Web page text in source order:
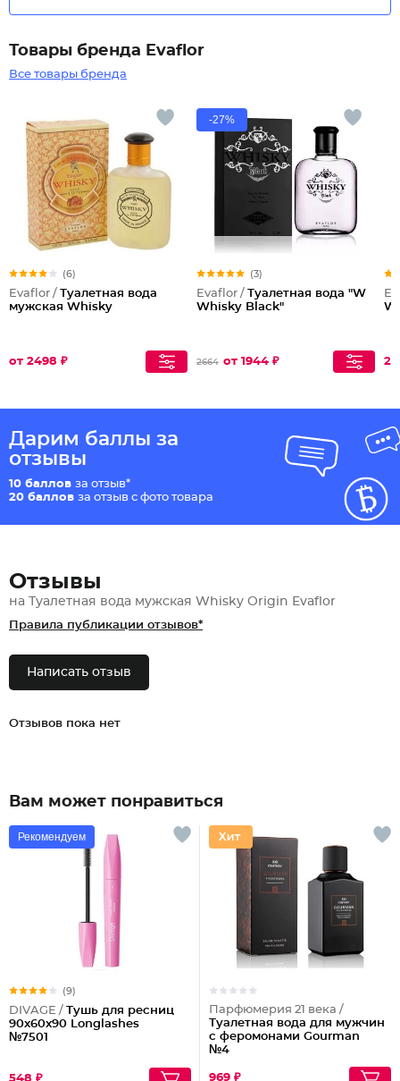
Товары бренда Evaflor
Все товары бренда
(6)
Evaflor / Туалетная вода
мужская Whisky
от 2498 ₽
-27%
(3)
Evaflor / Туалетная вода "W
Whisky Black"
2664 от 1944 ₽
Дарим баллы за
отзывы
10 баллов за отзыв*
20 баллов за отзыв с фото товара
Отзывы
на Туалетная вода мужская Whisky Origin Evaflor
Правила публикации отзывов*
Написать отзыв
Отзывов пока нет
Вам может понравиться
Рекомендуем
(9)
DIVAGE / Тушь для ресниц
90x60x90 Longlashes
№7501
Парфюмерия 21 века /
Туалетная вода для мужчин
с феромонами Gourman
№4
969 ₽